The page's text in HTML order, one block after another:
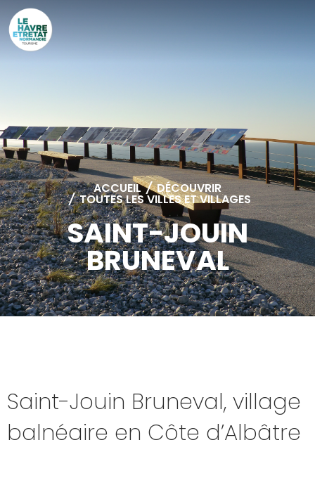
ACCUEIL / DÉCOUVRIR
/ TOUTES LES VILLES ET VILLAGES
SAINT-JOUIN
BRUNEVAL
Saint-Jouin Bruneval, village
balnéaire en Côte d’Albâtre
Cookies management panel